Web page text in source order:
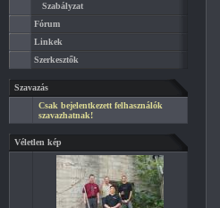
Szabályzat
Fórum
Linkek
Szerkesztők
Szavazás
Csak bejelentkezett felhasználók
szavazhatnak!
Véletlen kép